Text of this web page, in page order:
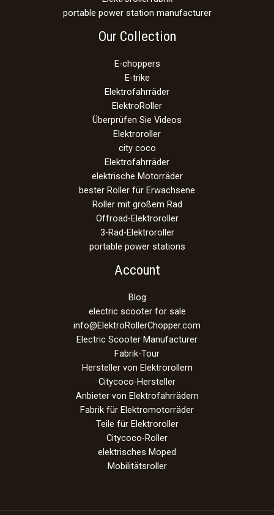
portable power station manufacturer
Our Collection
E-choppers
E-trike
Elektrofahrräder
ElektroRoller
Überprüfen Sie Videos
Elektroroller
city coco
Elektrofahrräder
elektrische Motorräder
bester Roller für Erwachsene
Roller mit großem Rad
Offroad-Elektroroller
3-Rad-Elektroroller
portable power stations
Account
Blog
electric scooter for sale
info@ElektroRollerChopper.com
Electric Scooter Manufacturer
Fabrik-Tour
Hersteller von Elektrorollern
Citycoco-Hersteller
Anbieter von Elektrofahrrädern
Fabrik für Elektromotorräder
Teile für Elektroroller
Citycoco-Roller
elektrisches Moped
Mobilitätsroller